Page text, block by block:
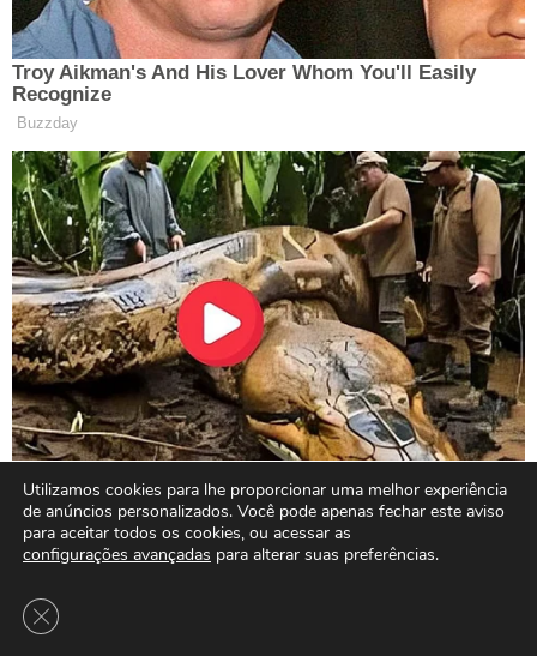
Utilizamos cookies para lhe proporcionar uma melhor experiência
de anúncios personalizados. Você pode apenas fechar este aviso
para aceitar todos os cookies, ou acessar as
configurações avançadas para alterar suas preferências.
Close GDPR Cookie Banner